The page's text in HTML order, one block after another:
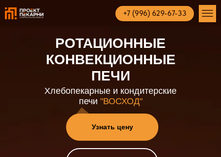
+7 (996) 629-67-33
РОТАЦИОННЫЕ
КОНВЕКЦИОННЫЕ
ПЕЧИ
Хлебопекарные и кондитерские
печи "ВОСХОД"
Узнать цену